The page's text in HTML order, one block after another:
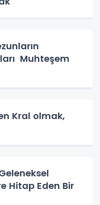
Muhteşem
Kral olmak,
Hitap Eden Bir